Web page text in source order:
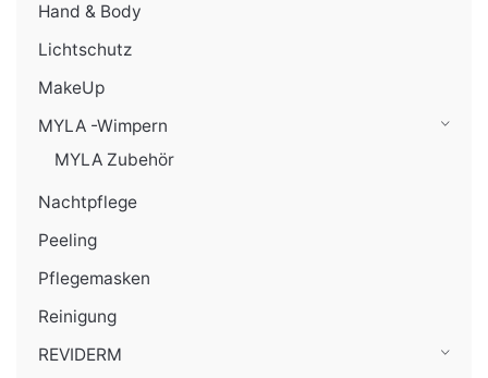
Hand & Body
Lichtschutz
MakeUp
MYLA -Wimpern
MYLA Zubehör
Nachtpflege
Peeling
Pflegemasken
Reinigung
REVIDERM